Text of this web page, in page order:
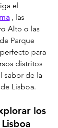
el
, las
Alto o las
Parque
para
distritos
sabor de la
Lisboa.
los